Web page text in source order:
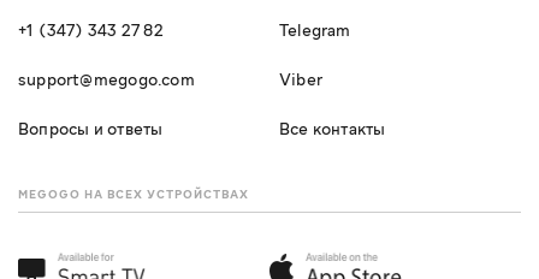
+1 (347) 343 27 82
support@megogo.com
Вопросы и ответы
Telegram
Viber
Все контакты
MEGOGO НА ВСЕХ УСТРОЙСТВАХ